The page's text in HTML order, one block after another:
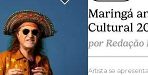
Maringá
Cultural
por
Artista se